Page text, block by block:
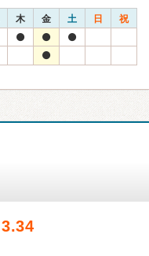
木 金 土 日 祝
3.34